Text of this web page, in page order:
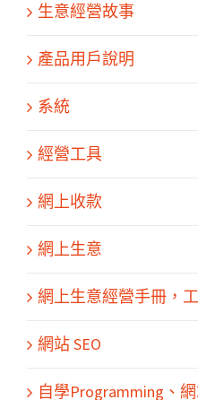
生意經營故事
產品用戶說明
系統
經營工具
網上收款
網上生意
網上生意經營手冊，
網站 SEO
自學Programming、
關於我們